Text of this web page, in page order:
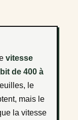
vitesse
de 400 à
le
mais le
la vitesse